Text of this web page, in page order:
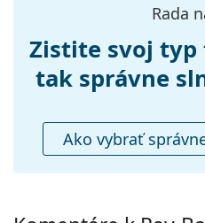
Preskúmajte celú ponuku
objavte štýlové rámy od
Flexi pánt:
Nie
Príslušenstvo
handrička:
Ostatné
Rada
Zistite svoj typ
tak správne
Ako vybrať